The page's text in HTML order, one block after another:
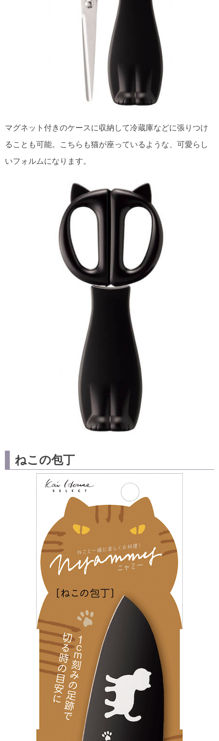
マグネット付きのケースに収納して冷蔵庫などに張りつけ
ることも可能。こちらも猫が座っているような、可愛らし
いフォルムになります。
ねこの包丁